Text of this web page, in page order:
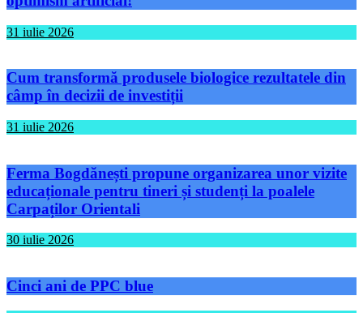
31 iulie 2026
Cum transformă produsele biologice rezultatele din
câmp în decizii de investiții
31 iulie 2026
Ferma Bogdănești propune organizarea unor vizite
educaționale pentru tineri și studenți la poalele
Carpaților Orientali
30 iulie 2026
Cinci ani de PPC blue